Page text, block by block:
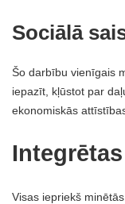
Sociālā
Šo darbību vienīgais
iepazīt, kļūstot par
ekonomiskās
Visas iepriekš